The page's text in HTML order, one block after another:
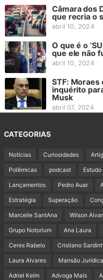
Câmara dos
que recria o
abril 10, 2024
O que é o
que ele não
abril 10, 2024
STF:
inquérito
Musk
abril 07, 2024
CATEGORIAS
Notícias Curiosidades
Polêmicas podcast
Lançamentos Pedro Auar
Estratégia Superação
Marcelle SantAna Wilson
Grupo Notorium Ana Laura
Ceres Rabelo Cristiano
Laura Alvares Mansão Jurídica
Adriel Kelm Advoga Mais